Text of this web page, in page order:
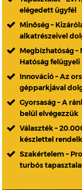
elégedett ügyfél
Minőség –
alkatrészeivel
Megbízhatóság
Hatóság felügyeli
Innováció – Az
gépparkjával
Gyorsaság – A
belül elvégezzük
Választék –
készlettel
Szakértelem –
turbós